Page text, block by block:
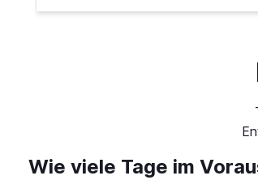
Wie viele Tage im